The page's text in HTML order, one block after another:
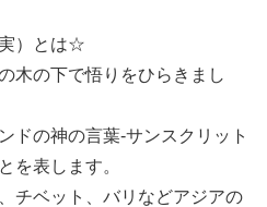
）とは☆
木の下で悟りをひらきまし
ドの神の言葉-サンスクリット
を表します。
チベット、バリなどアジアの